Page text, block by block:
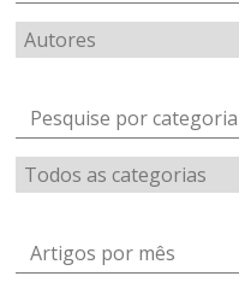
Pesquise por categoria
Artigos por mês